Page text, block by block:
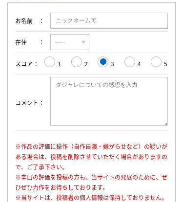
お名前
在住
スコア 1 2 3 4 5
コメント
※作品の評価に操作（自作自演・嫌がらせなど）の疑いが
ある場合は、投稿を削除させていただく場合がありますの
で、ご了承下さい。
※辛口の評価を投稿の方も、当サイトの発展のために、ぜ
ひぜひ力作をお待ちしております。
※当サイトは、投稿者の個人情報は保持しておりません。